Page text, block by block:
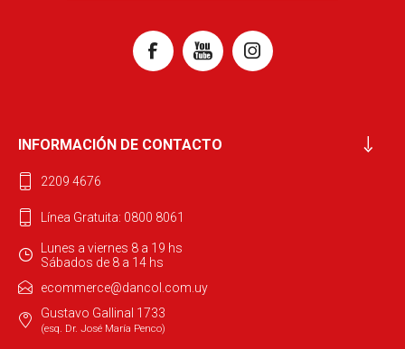
INFORMACIÓN DE CONTACTO
2209 4676
Línea Gratuita: 0800 8061
Lunes a viernes 8 a 19 hs
Sábados de 8 a 14 hs
ecommerce@dancol.com.uy
Gustavo Gallinal 1733
(esq. Dr. José María Penco)